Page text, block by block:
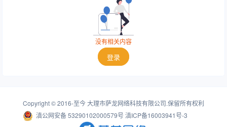
没有相关内容
登录
Copyright © 2016-至今大理市萨龙网络科技有限公司.保留所有权利
滇公网安备 53290102000579号 滇ICP备16003941号-3